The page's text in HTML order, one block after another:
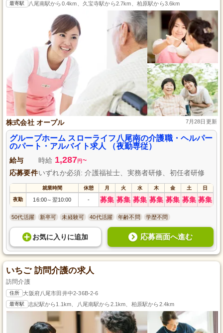
最寄駅 八尾南駅から0.4km、久宝寺駅から2.7km、柏原駅から3.6km
株式会社 オープル 7月28日更新
グループホーム スローライフ八尾南の介護職・ヘルパー
のパート・アルバイト求人 （夜勤専従）
給与 時給 1,287円 ~
応募要件いずれか必須: 介護福祉士、実務者研修、初任者研修
就業時間 休憩 月 火 水 木 金 土 日
夜勤 16:00～ 翌10:00 - 募集 募集 募集 募集 募集 募集 募集
50代活躍 新卒可 未経験可 40代活躍 年齢不問 学歴不問
お気に入り に追加 応募画面へ進む
いちご 訪問介護の求人
訪問介護
住所 大阪府八尾市田井中2-36B-2-6
最寄駅 志紀駅から1.1km、八尾南駅から2.1km、柏原駅から2.4km